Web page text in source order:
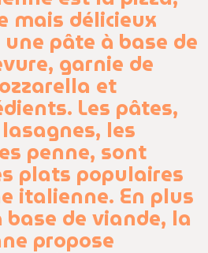
mais délicieux
pâte à base de
garnie de
et
Les pâtes,
les
penne, sont
plats populaires
italienne. En plus
de viande, la
propose